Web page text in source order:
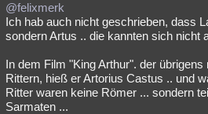
@felixmerk
Ich hab auch nicht geschrieben, dass
sondern Artus .. die kannten sich nicht
In dem Film "King Arthur". der
Rittern, hieß er Artorius Castus .. und
Ritter waren keine Römer ... sondern
Sarmaten ...